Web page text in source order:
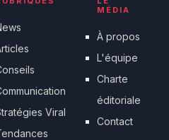
Viral
MÉDIA
À propos
L'équipe
Charte
éditoriale
Contact